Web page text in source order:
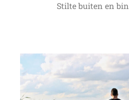
Stilte buiten en